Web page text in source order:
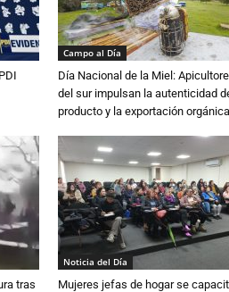
Campo al Día
Día Nacional de la Miel:
del sur impulsan la autenticidad
producto y la exportación orgánica
tras
Noticia del Día
Mujeres jefas de hogar se